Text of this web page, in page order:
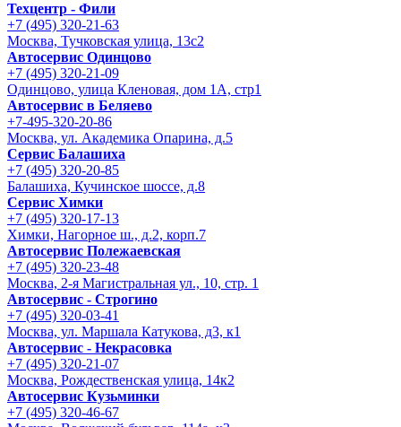
Техцентр - Фили
+7 (495) 320-21-63
Москва, Тучковская улица, 13с2
Автосервис Одинцово
+7 (495) 320-21-09
Одинцово, улица Кленовая, дом 1А, стр1
Автосервис в Беляево
+7-495-320-20-86
Москва, ул. Академика Опарина, д.5
Сервис Балашиха
+7 (495) 320-20-85
Балашиха, Кучинское шоссе, д.8
Сервис Химки
+7 (495) 320-17-13
Химки, Нагорное ш., д.2, корп.7
Автосервис Полежаевская
+7 (495) 320-23-48
Москва, 2-я Магистральная ул., 10, стр. 1
Автосервис - Строгино
+7 (495) 320-03-41
Москва, ул. Маршала Катукова, д3, к1
Автосервис - Некрасовка
+7 (495) 320-21-07
Москва, Рождественская улица, 14к2
Автосервис Кузьминки
+7 (495) 320-46-67